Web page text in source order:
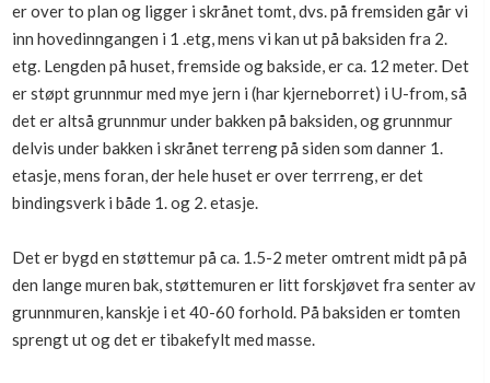
Boligmappa+
Få mer ut av Boligmappa
Nytt
er over to plan og ligger i skrånet tomt, dvs. på fremsiden går vi
inn hovedinngangen i 1 .etg, mens vi kan ut på baksiden fra 2.
etg. Lengden på huset, fremside og bakside, er ca. 12 meter. Det
er støpt grunnmur med mye jern i (har kjerneborret) i U-from, så
det er altså grunnmur under bakken på baksiden, og grunnmur
delvis under bakken i skrånet terreng på siden som danner 1.
etasje, mens foran, der hele huset er over terrreng, er det
bindingsverk i både 1. og 2. etasje.
Det er bygd en støttemur på ca. 1.5-2 meter omtrent midt på på
den lange muren bak, støttemuren er litt forskjøvet fra senter av
grunnmuren, kanskje i et 40-60 forhold. På baksiden er tomten
sprengt ut og det er tibakefylt med masse.